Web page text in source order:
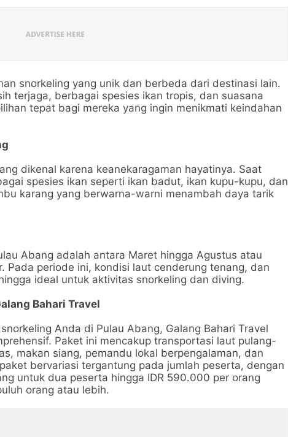
snorkeling yang unik dan berbeda dari destinasi lain.
terjaga, berbagai spesies ikan tropis, dan suasana
tepat bagi mereka yang ingin menikmati keindahan
dikenal karena keanekaragaman hayatinya. Saat
spesies ikan seperti ikan badut, ikan kupu-kupu, dan
karang yang berwarna-warni menambah daya tarik
Abang adalah antara Maret hingga Agustus atau
Pada periode ini, kondisi laut cenderung tenang, dan
ideal untuk aktivitas snorkeling dan diving.
Bahari Travel
Anda di Pulau Abang, Galang Bahari Travel
Paket ini mencakup transportasi laut pulang-
makan siang, pemandu lokal berpengalaman, dan
bervariasi tergantung pada jumlah peserta, dengan
untuk dua peserta hingga IDR 590.000 per orang
orang atau lebih.